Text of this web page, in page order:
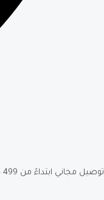
توصيل مجاني ابتداءً من 499 درهم